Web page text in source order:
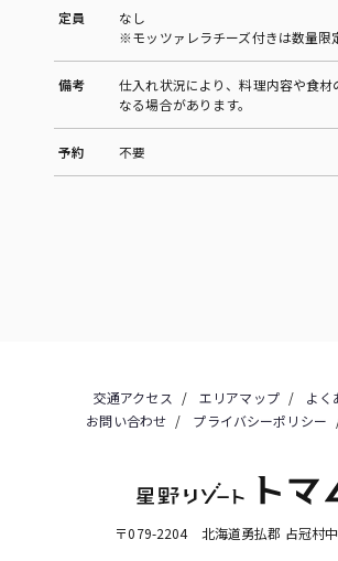
定員
なし
※モッツァレラチーズ付きは数量限
備考
仕入れ状況により、料理内容や食材
なる場合があります。
予約 不要
交通アクセス エリアマップ
よく
お問い合わせ
プライバシーポリシー
〒079-2204 北海道勇払郡 占冠村